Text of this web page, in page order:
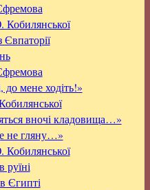
до мене ходіть!»
вночі кладовища…»
не гляну…»
руїні
Єгипті